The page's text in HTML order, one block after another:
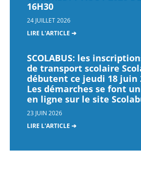
16H30
24 JUILLET 2026
LIRE L'ARTICLE ➔
SCOLABUS: les
de transport scolaire
débutent ce jeudi 18 juin
Les démarches se font
en ligne sur le site
23 JUIN 2026
LIRE L'ARTICLE ➔